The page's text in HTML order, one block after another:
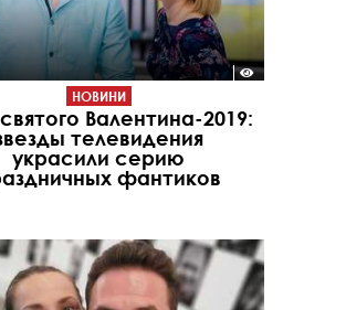
НОВИНИ
Валентина-2019:
телевидения
украсили серию
фантиков